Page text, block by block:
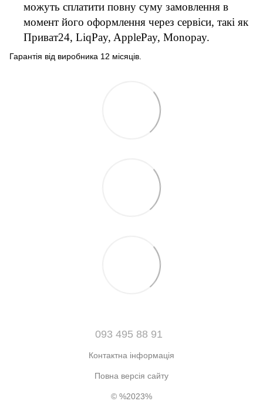
можуть сплатити повну суму замовлення в
момент його оформлення через сервіси, такі як
Приват24, LiqPay, ApplePay, Monopay.
Гарантія від виробника 12 місяців.
093 495 88 91
Контактна інформація
Повна версія сайту
© %2023%